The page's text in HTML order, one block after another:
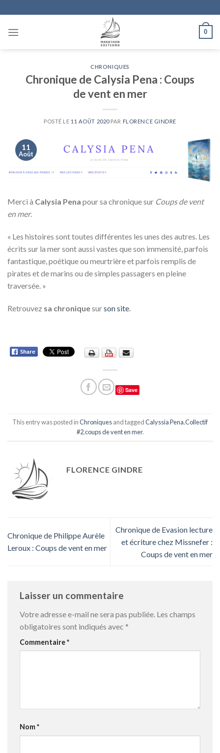
to
content
0
CHRONIQUES
Chronique de Calysia Pena : Coups
de vent en mer
POSTÉ LE 11 AOÛT 2020PAR FLORENCE GINDRE
11
Août
Merci à Calysia Pena pour sa chronique sur Coups de vent
en mer.
« Les histoires sont toutes différentes les unes des autres. Les
écrits sur la mer sont aussi vastes que son immensité, parfois
fantastique, poétique ou meurtrière et parfois remplis de
pirates et de marins ou de simples passagers en pleine
traversée. »
Retrouvez sa chroniquesurson site.
Save
This entry was posted inChroniquesand taggedCalyssia Pena,Collectif
#2,coups de vent en mer.
FLORENCE GINDRE
Chronique de Philippe Aurèle
Leroux : Coups de vent en mer
Chronique de Evasion lecture
et écriture chez Missnefer :
Coups de vent en mer
Laisser un commentaire
Votre adresse e-mail ne sera pas publiée. Les champs
obligatoires sont indiqués avec *
Commentaire*
Nom*